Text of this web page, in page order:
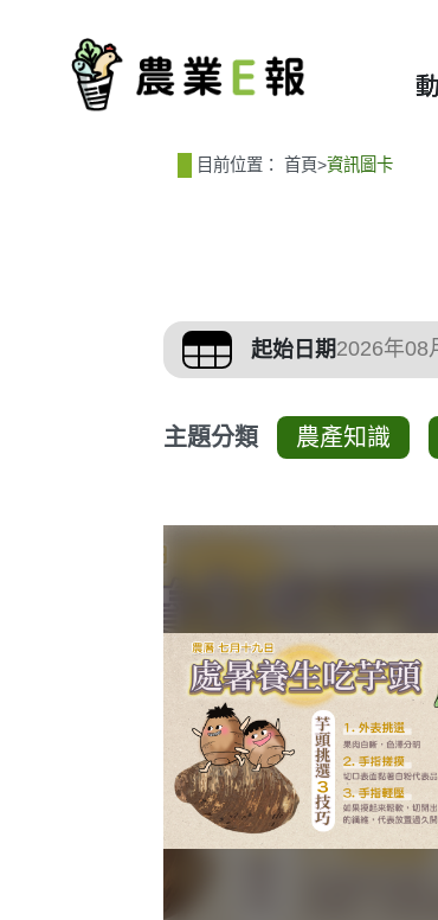
目前位置： 首頁>資訊圖卡
篩選、排序與主
起始日期
主題分類 農產知識
圖卡列表